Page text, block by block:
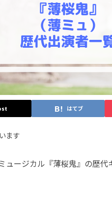
はてブ
ます
ュージカル『薄桜鬼』の歴代